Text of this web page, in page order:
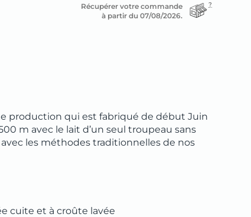
Récupérer votre commande
à partir du 07/08/2026.
?
production qui est fabriqué de début Juin
m avec le lait d’un seul troupeau sans
les méthodes traditionnelles de nos
cuite et à croûte lavée